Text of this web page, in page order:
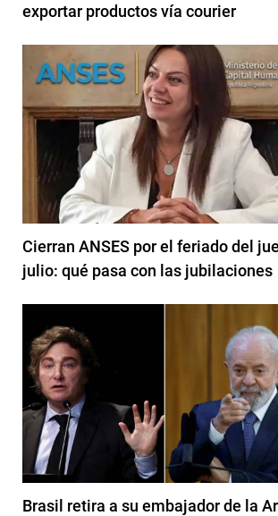
exportar productos vía courier
Cierran ANSES por el feriado del
julio: qué pasa con las jubilaciones
Brasil retira a su embajador de la